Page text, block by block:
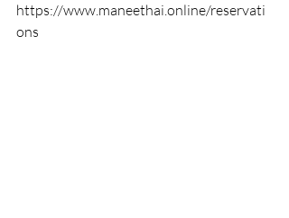
https://www.maneethai.online/reservati
ons